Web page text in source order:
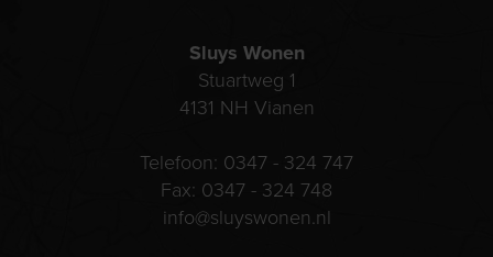
Sluys Wonen
Stuartweg 1
4131 NH Vianen
Telefoon: 0347 - 324 747
Fax: 0347 - 324 748
info@sluyswonen.nl